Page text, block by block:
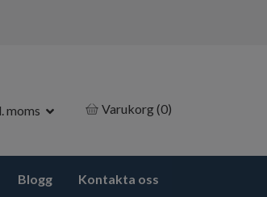
moms Varukorg(0)
Blogg Kontakta oss